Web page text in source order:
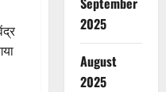
2025
August
2025